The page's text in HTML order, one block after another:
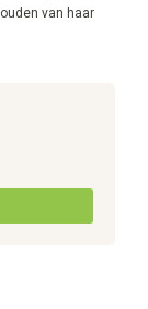
van haar